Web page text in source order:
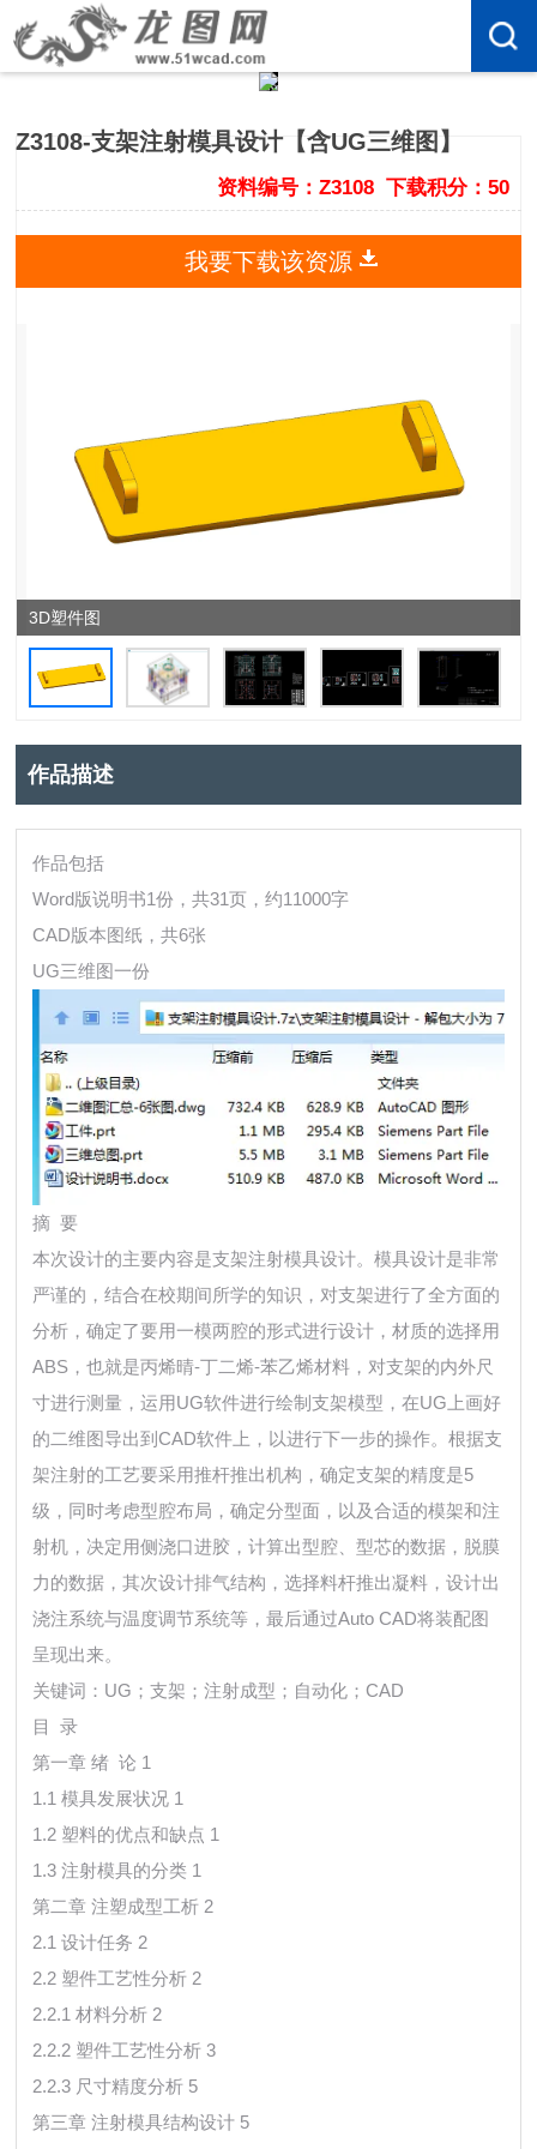
Z3108-支架注射模具设计【含UG三维图】
下载积分：50
资料编号：Z3108
我要下载该资源
3D塑件图
作品描述
作品包括
Word版说明书1份，共31页，约11000字
CAD版本图纸，共6张
UG三维图一份
摘 要
本次设计的主要内容是支架注射模具设计。模具设计是非常
严谨的，结合在校期间所学的知识，对支架进行了全方面的
分析，确定了要用一模两腔的形式进行设计，材质的选择用
ABS，也就是丙烯晴-丁二烯-苯乙烯材料，对支架的内外尺
寸进行测量，运用UG软件进行绘制支架模型，在UG上画好
的二维图导出到CAD软件上，以进行下一步的操作。根据支
架注射的工艺要采用推杆推出机构，确定支架的精度是5
级，同时考虑型腔布局，确定分型面，以及合适的模架和注
射机，决定用侧浇口进胶，计算出型腔、型芯的数据，脱膜
力的数据，其次设计排气结构，选择料杆推出凝料，设计出
浇注系统与温度调节系统等，最后通过Auto CAD将装配图
呈现出来。
关键词：UG；支架；注射成型；自动化；CAD
目 录
第一章 绪 论 1
1.1 模具发展状况 1
1.2 塑料的优点和缺点 1
1.3 注射模具的分类 1
第二章 注塑成型工析 2
2.1 设计任务 2
2.2 塑件工艺性分析 2
2.2.1 材料分析 2
2.2.2 塑件工艺性分析 3
2.2.3 尺寸精度分析 5
第三章 注射模具结构设计 5